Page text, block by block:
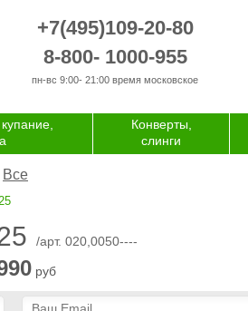
+7(495)109-20-80
8-800- 1000-955
пн-вс 9:00- 21:00 время московское
Конверты,
слинги
Все
/арт. 020,0050----
руб